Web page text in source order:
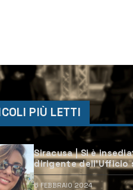
PIÙ LETTI
Siracusa | Si è
dirigente dell’Ufficio
6 FEBBRAIO 2024